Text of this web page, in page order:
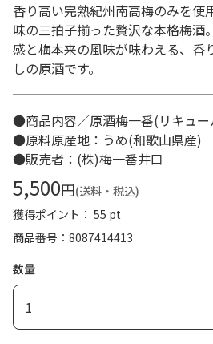
香り高い完熟紀州南高梅のみを使
味の三拍子揃った贅沢な本格梅酒
感と梅本来の風味が味わえる、香
しの原酒です。
●商品内容／原酒梅一番(リキ
●原料原産地：うめ(和歌山県産
●販売者：(株)梅一番井口
5,500円(送料・税込)
獲得ポイント： 55 pt
商品番号
8087414413
数量
1